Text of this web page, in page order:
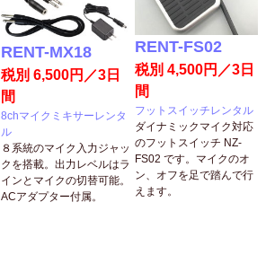
RENT-MX18
税別 6,500円／3日
間
8chマイクミキサーレンタ
ル
８系統のマイク入力ジャッ
クを搭載。出力レベルはラ
インとマイクの切替可能。
ACアダプター付属。
RENT-FS02
税別 4,500円／3日
間
フットスイッチレンタル
ダイナミックマイク対応
のフットスイッチ NZ-
FS02 です。マイクのオ
ン、オフを足で踏んで行
えます。